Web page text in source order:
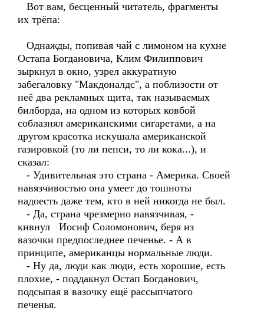
Вот вам, бесценный читатель, фрагменты
их трёпа:
Однажды, попивая чай с лимоном на кухне
Остапа Богдановича, Клим Филиппович
зыркнул в окно, узрел аккуратную
забегаловку "Макдоналдс", а поблизости от
неё два рекламных щита, так называемых
билборда, на одном из которых ковбой
соблазнял американскими сигаретами, а на
другом красотка искушала американской
газировкой (то ли пепси, то ли кока...), и
сказал:
- Удивительная это страна - Америка. Своей
навязчивостью она умеет до тошноты
надоесть даже тем, кто в ней никогда не был.
- Да, страна чрезмерно навязчивая, -
кивнул Иосиф Соломонович, беря из
вазочки предпоследнее печенье. - А в
принципе, американцы нормальные люди.
- Ну да, люди как люди, есть хорошие, есть
плохие, - поддакнул Остап Богданович,
подсыпая в вазочку ещё рассыпчатого
печенья.